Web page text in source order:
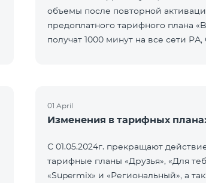
объемы после повторной
предоплатного тарифного плана
получат 1000 минут на все сети
01 April
Изменения в тарифных
С 01.05.2024г. прекращают
тарифные планы «Друзья», «Для
«Supermix» и «Региональный», а